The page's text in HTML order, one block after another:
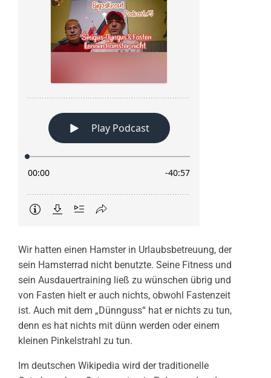
Wir hatten einen Hamster in Urlaubsbetreuung, der
sein Hamsterrad nicht benutzte. Seine Fitness und
sein Ausdauertraining ließ zu wünschen übrig und
von Fasten hielt er auch nichts, obwohl Fastenzeit
ist. Auch mit dem „Dünnguss“ hat er nichts zu tun,
denn es hat nichts mit dünn werden oder einem
kleinen Pinkelstrahl zu tun.
Im deutschen Wikipedia wird der traditionelle